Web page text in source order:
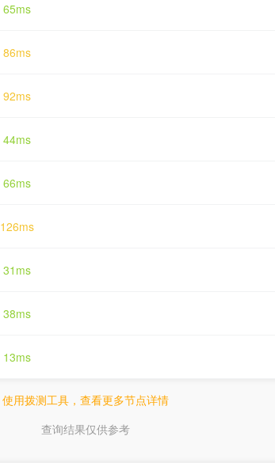
65ms
86ms
92ms
44ms
66ms
126ms
31ms
38ms
13ms
使用拨测工具，查看更多节点详情
查询结果仅供参考